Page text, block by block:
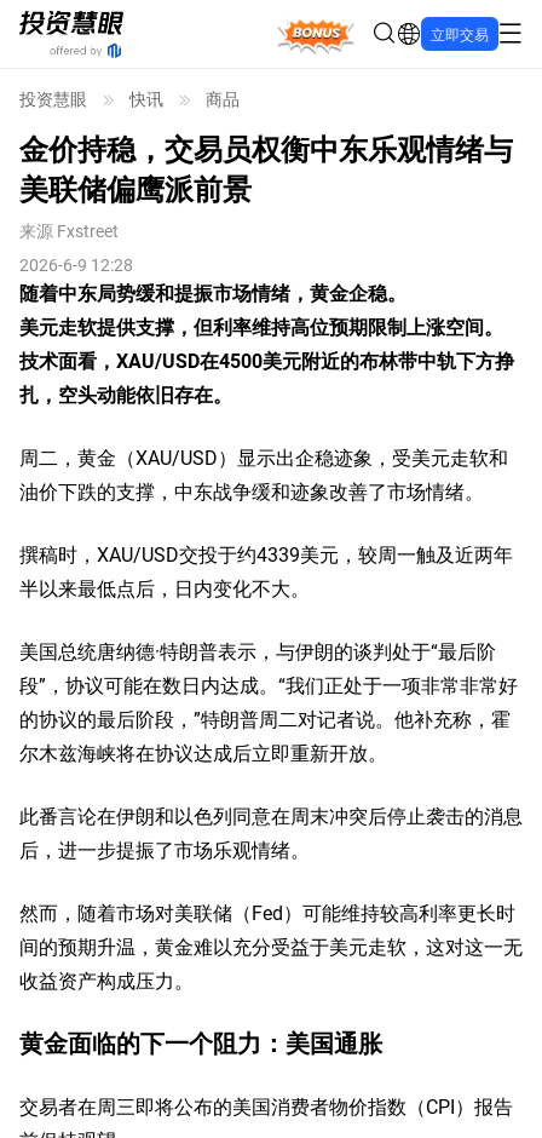
Bonus 立即交易
投资慧眼 快讯 商品
金价持稳，交易员权衡中东乐观情绪与
美联储偏鹰派前景
来源 Fxstreet
2026-6-9 12:28
随着中东局势缓和提振市场情绪，黄金企稳。
美元走软提供支撑，但利率维持高位预期限制上涨空间。
技术面看，XAU/USD在4500美元附近的布林带中轨下方挣
扎，空头动能依旧存在。
周二，黄金（XAU/USD）显示出企稳迹象，受美元走软和
油价下跌的支撑，中东战争缓和迹象改善了市场情绪。
撰稿时，XAU/USD交投于约4339美元，较周一触及近两年
半以来最低点后，日内变化不大。
美国总统唐纳德·特朗普表示，与伊朗的谈判处于“最后阶
段”，协议可能在数日内达成。“我们正处于一项非常非常好
的协议的最后阶段，”特朗普周二对记者说。他补充称，霍
尔木兹海峡将在协议达成后立即重新开放。
此番言论在伊朗和以色列同意在周末冲突后停止袭击的消息
后，进一步提振了市场乐观情绪。
然而，随着市场对美联储（Fed）可能维持较高利率更长时
间的预期升温，黄金难以充分受益于美元走软，这对这一无
收益资产构成压力。
黄金面临的下一个阻力：美国通胀
交易者在周三即将公布的美国消费者物价指数（CPI）报告